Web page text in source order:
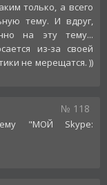
только, а всего
тему. И вдруг,
на эту тему...
из-за своей
не мерещатся. ))
№ 118
"МОЙ Skype: